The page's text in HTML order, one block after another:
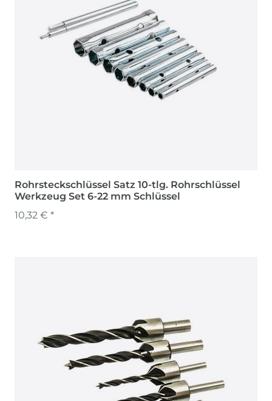
Rohrsteckschlüssel Satz 10-tlg. Rohrschlüssel
Werkzeug Set 6-22 mm Schlüssel
10,32 € *